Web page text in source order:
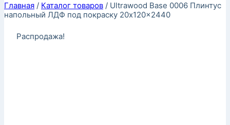
Главная / Каталог товаров / Ultrawood Base 0006 Плинтус
напольный ЛДФ под покраску 20x120x2440
Распродажа!